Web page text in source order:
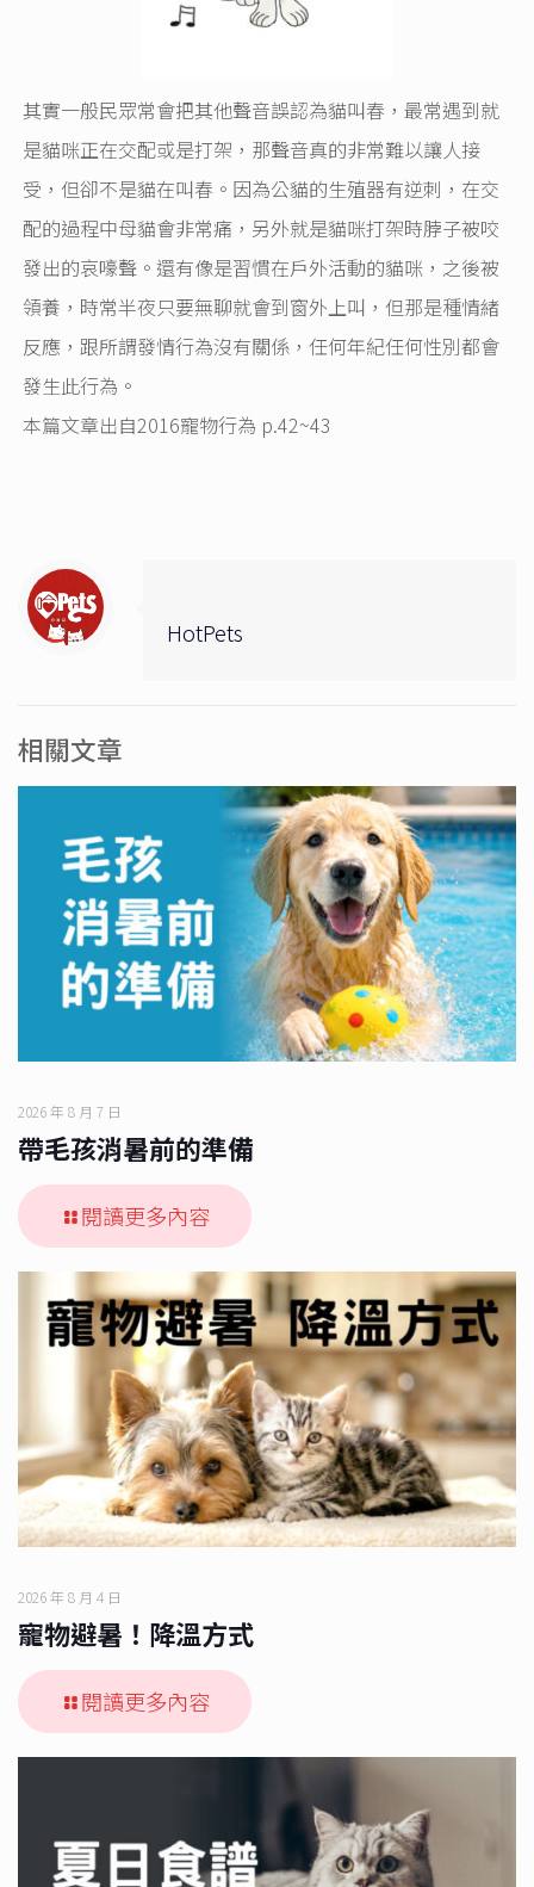
其實一般民眾常會把其他聲音誤認為貓叫春，最常遇到就
是貓咪正在交配或是打架，那聲音真的非常難以讓人接
受，但卻不是貓在叫春。因為公貓的生殖器有逆刺，在交
配的過程中母貓會非常痛，另外就是貓咪打架時脖子被咬
發出的哀嚎聲。還有像是習慣在戶外活動的貓咪，之後被
領養，時常半夜只要無聊就會到窗外上叫，但那是種情緒
反應，跟所謂發情行為沒有關係，任何年紀任何性別都會
發生此行為。
本篇文章出自2016寵物行為 p.42~43
HotPets
相關文章
2026 年 8 月 7 日
帶毛孩消暑前的準備
閱讀更多內容
2026 年 8 月 4 日
寵物避暑！降溫方式
閱讀更多內容